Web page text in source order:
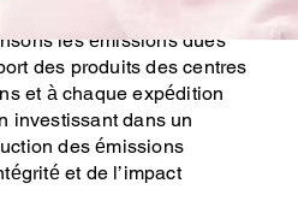
les émissions dues
des produits des centres
et à chaque expédition
investissant dans un
des émissions
et de l’impact